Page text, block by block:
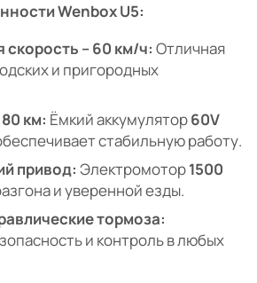
Wenbox U5:
– 60 км/ч: Отличная
и пригородных
км: Ёмкий аккумулятор60V
стабильную работу.
привод: Электромотор1500
и уверенной езды.
тормоза:
и контроль в любых